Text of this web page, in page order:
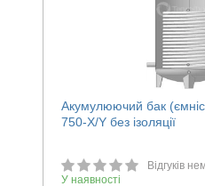
Акумулюючий бак
750-X/Y без ізоляції
Відгуків
У наявності